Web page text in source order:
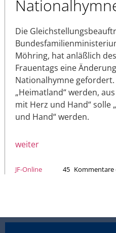
Die
Möhring, hat anläßlich
Frauentags eine
Nationalhymne gefordert.
„Heimatland“ werden,
mit Herz und Hand“ solle
und Hand“ werden.
weiter
JF-Online 45 Kommentare